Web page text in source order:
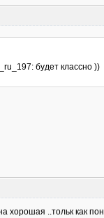
будет классно ))
..тольк как